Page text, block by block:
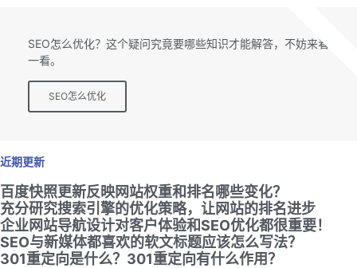
SEO怎么优化？这个疑问究竟要哪些知识才能解答，不妨来看
一看。
SEO怎么优化
SEO专题
近期更新
百度快照更新反映网站权重和排名哪些变化？
充分研究搜索引擎的优化策略，让网站的排名进步
企业网站导航设计对客户体验和SEO优化都很重要！
SEO与新媒体都喜欢的软文标题应该怎么写法？
301重定向是什么？301重定向有什么作用？